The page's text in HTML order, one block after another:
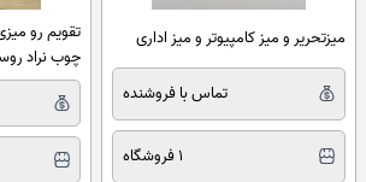
میزتحریر و میز کامپیوتر و میز اداری
تماس با فروشنده
1 فروشگاه
تقویم رو
چوب نراد